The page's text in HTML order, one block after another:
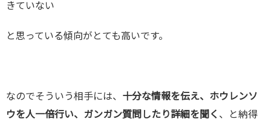
きていない
と思っている傾向がとても高いです。
なのでそういう相手には、 十分な情報を伝え、ホウレンソ
ウを人一倍行い、ガンガン質問したり詳細を聞く 、と納得